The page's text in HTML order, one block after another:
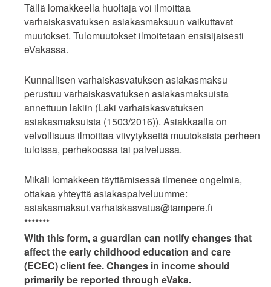
Tällä lomakkeella huoltaja voi ilmoittaa
varhaiskasvatuksen asiakasmaksuun vaikuttavat
muutokset. Tulomuutokset ilmoitetaan ensisijaisesti
eVakassa.
Kunnallisen varhaiskasvatuksen asiakasmaksu
perustuu varhaiskasvatuksen asiakasmaksuista
annettuun lakiin (Laki varhaiskasvatuksen
asiakasmaksuista (1503/2016)). Asiakkaalla on
velvollisuus ilmoittaa viivytyksettä muutoksista perheen
tuloissa, perhekoossa tai palvelussa.
Mikäli lomakkeen täyttämisessä ilmenee ongelmia,
ottakaa yhteyttä asiakaspalveluumme:
asiakasmaksut.varhaiskasvatus@tampere.fi
*******
With this form, a guardian can notify changes that
affect the early childhood education and care
(ECEC) client fee. Changes in income should
primarily be reported through eVaka.